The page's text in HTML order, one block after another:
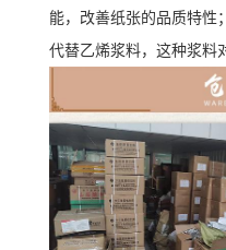
能，改善纸张的品质特性
代替乙烯浆料，这种浆料